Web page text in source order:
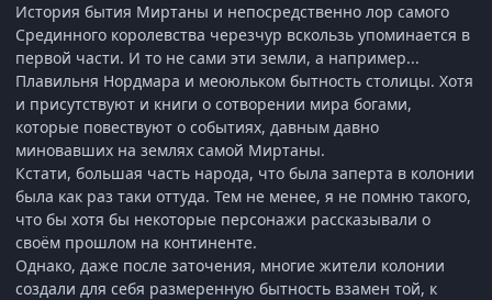
История бытия Миртаны и непосредственно лор самого
Срединного королевства черезчур вскользь упоминается в
первой части. И то не сами эти земли, а например...
Плавильня Нордмара и меоюльком бытность столицы. Хотя
и присутствуют и книги о сотворении мира богами,
которые повествуют о событиях, давным давно
миновавших на землях самой Миртаны.
Кстати, большая часть народа, что была заперта в колонии
была как раз таки оттуда. Тем не менее, я не помню такого,
что бы хотя бы некоторые персонажи рассказывали о
своём прошлом на континенте.
Однако, даже после заточения, многие жители колонии
создали для себя размеренную бытность взамен той, к